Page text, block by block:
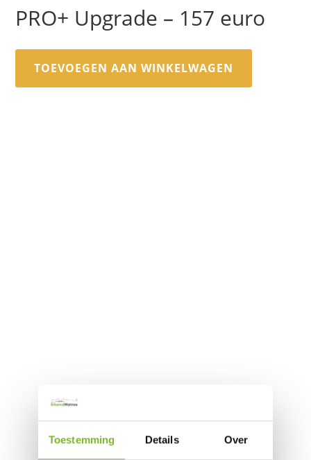
Toestemming Details Over
PRO+ Upgrade – 157 euro
TOEVOEGEN AAN WINKELWAGEN